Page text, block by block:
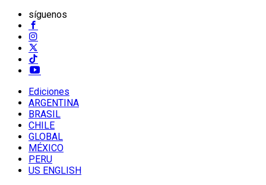
síguenos
Ediciones
ARGENTINA
BRASIL
CHILE
GLOBAL
MÉXICO
PERU
US ENGLISH